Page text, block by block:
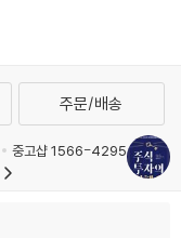
주문/배송
중고샵 1566-4295